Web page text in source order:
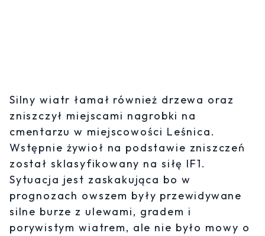
Silny wiatr łamał również drzewa oraz
zniszczył miejscami nagrobki na
cmentarzu w miejscowości Leśnica.
Wstępnie żywioł na podstawie zniszczeń
został sklasyfikowany na siłę IF1.
Sytuacja jest zaskakująca bo w
prognozach owszem były przewidywane
silne burze z ulewami, gradem i
porywistym wiatrem, ale nie było mowy o